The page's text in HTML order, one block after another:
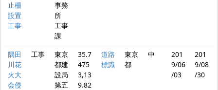
止柵
設置
工事
事務
所
工事
課
隅田
川花
火大
会侵
工事
東京
都建
設局
第五
35.7
475
3,13
9.82
道路
標識
東京
都
中
201
9/06
/03
201
9/08
/30